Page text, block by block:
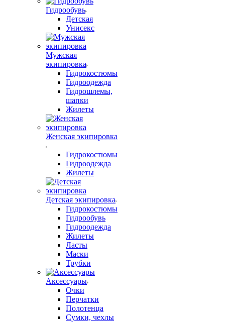
Гидрообувь
Детская
Унисекс
Мужская
экипировка
Гидрокостюмы
Гидроодежда
Гидрошлемы,
шапки
Жилеты
Женская экипировка
Гидрокостюмы
Гидроодежда
Жилеты
Детская экипировка
Гидрокостюмы
Гидрообувь
Гидроодежда
Жилеты
Ласты
Маски
Трубки
Аксессуары
Очки
Перчатки
Полотенца
Сумки, чехлы